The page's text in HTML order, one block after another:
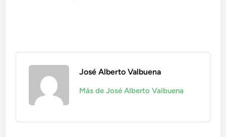
José Alberto Valbuena
Más de José Alberto Valbuena